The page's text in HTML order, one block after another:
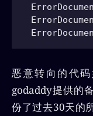
恶意转向的代
godaddy提供的
份了过去30天的